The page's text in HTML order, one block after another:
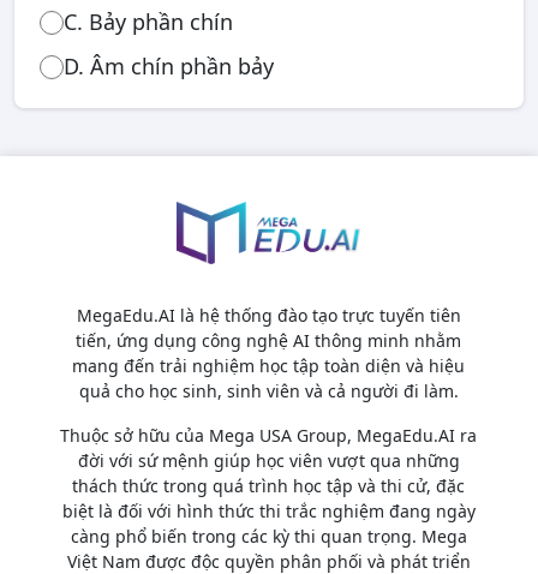
C. Bảy phần chín
D. Âm chín phần bảy
MegaEdu.AI là hệ thống đào tạo trực tuyến tiên
tiến, ứng dụng công nghệ AI thông minh nhằm
mang đến trải nghiệm học tập toàn diện và hiệu
quả cho học sinh, sinh viên và cả người đi làm.
Thuộc sở hữu của Mega USA Group, MegaEdu.AI ra
đời với sứ mệnh giúp học viên vượt qua những
thách thức trong quá trình học tập và thi cử, đặc
biệt là đối với hình thức thi trắc nghiệm đang ngày
càng phổ biến trong các kỳ thi quan trọng. Mega
Việt Nam được độc quyền phân phối và phát triển